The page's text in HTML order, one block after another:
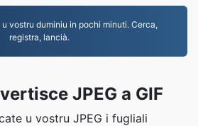
vostru duminiu in pochi minuti. Cerca,
registra, lancià.
JPEG a GIF
u vostru JPEG i fugliali